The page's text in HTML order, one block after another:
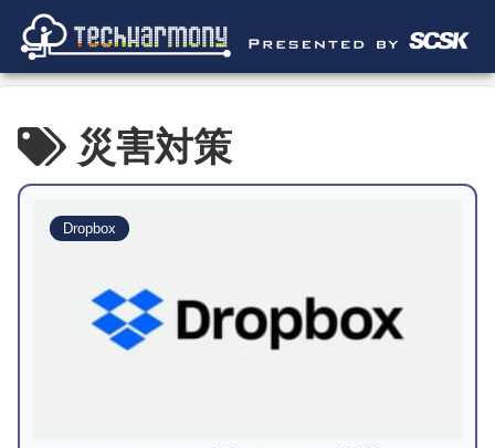
災害対策
Dropbox